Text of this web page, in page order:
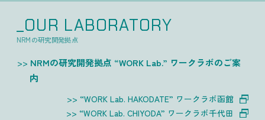
_OUR LABORATORY
NRMの研究開発拠点
NRMの研究開発拠点 “WORK Lab.” ワークラボのご案
内
“WORK Lab. HAKODATE” ワークラボ函館
“WORK Lab. CHIYODA” ワークラボ千代田